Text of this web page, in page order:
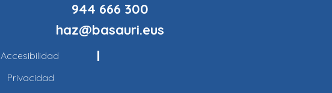
944 666 300
haz@basauri.eus
Accesibilidad
Privacidad